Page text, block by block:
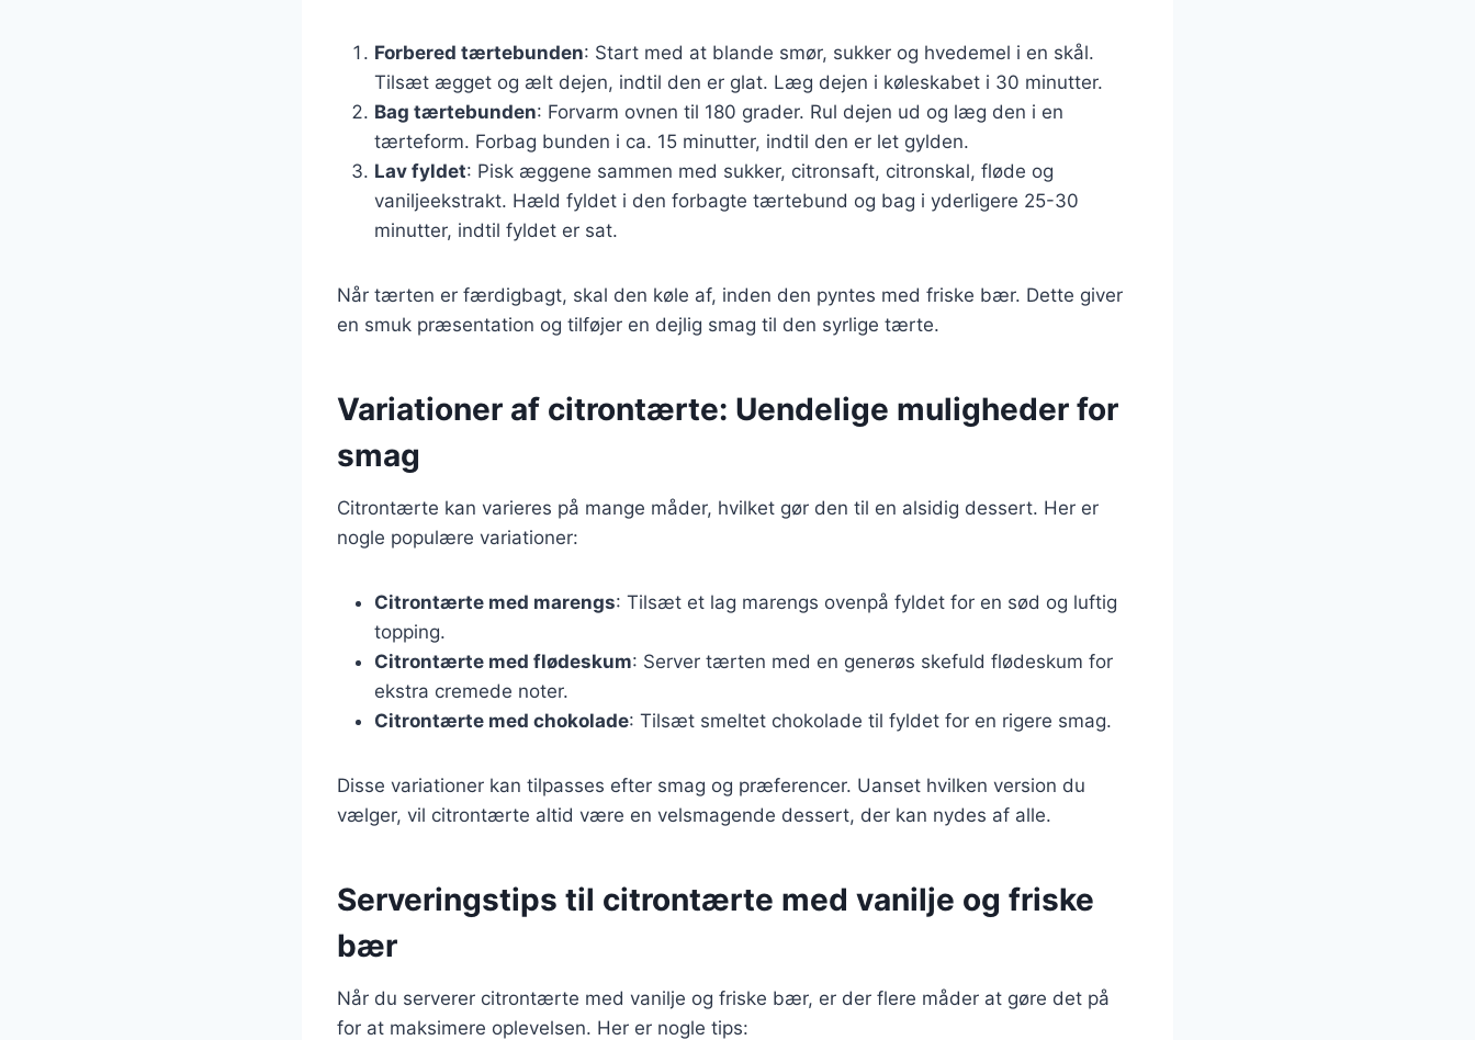
Forbered tærtebunden: Start med at blande smør, sukker og hvedemel i en skål.
Tilsæt ægget og ælt dejen, indtil den er glat. Læg dejen i køleskabet i 30 minutter.
Bag tærtebunden: Forvarm ovnen til 180 grader. Rul dejen ud og læg den i en
tærteform. Forbag bunden i ca. 15 minutter, indtil den er let gylden.
Lav fyldet: Pisk æggene sammen med sukker, citronsaft, citronskal, fløde og
vaniljeekstrakt. Hæld fyldet i den forbagte tærtebund og bag i yderligere 25-30
minutter, indtil fyldet er sat.
Når tærten er færdigbagt, skal den køle af, inden den pyntes med friske bær. Dette giver
en smuk præsentation og tilføjer en dejlig smag til den syrlige tærte.
Variationer af citrontærte: Uendelige muligheder for
smag
Citrontærte kan varieres på mange måder, hvilket gør den til en alsidig dessert. Her er
nogle populære variationer:
Citrontærte med marengs: Tilsæt et lag marengs ovenpå fyldet for en sød og luftig
topping.
Citrontærte med flødeskum: Server tærten med en generøs skefuld flødeskum for
ekstra cremede noter.
Citrontærte med chokolade: Tilsæt smeltet chokolade til fyldet for en rigere smag.
Disse variationer kan tilpasses efter smag og præferencer. Uanset hvilken version du
vælger, vil citrontærte altid være en velsmagende dessert, der kan nydes af alle.
Serveringstips til citrontærte med vanilje og friske
bær
Når du serverer citrontærte med vanilje og friske bær, er der flere måder at gøre det på
for at maksimere oplevelsen. Her er nogle tips: